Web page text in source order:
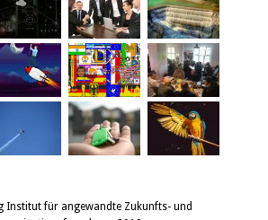
Institut für angewandte Zukunfts- und